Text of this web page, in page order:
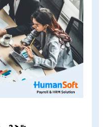
ร์บัญชี จำเป็นต้องยิงแอดเพื่อ
ต่อที่เป็นเจ้าของธุรกิจและนักจั
เดโมระบบต่อในระยะยาว
ช่น คาเฟ่, ร้านอาหาร, หรือคลินิก
นดพิกัดพื้นที่รอบหน้าร้านในระ
ห้คนที่อยู่บริเวณนั้นรับรู้และเดิน
ด